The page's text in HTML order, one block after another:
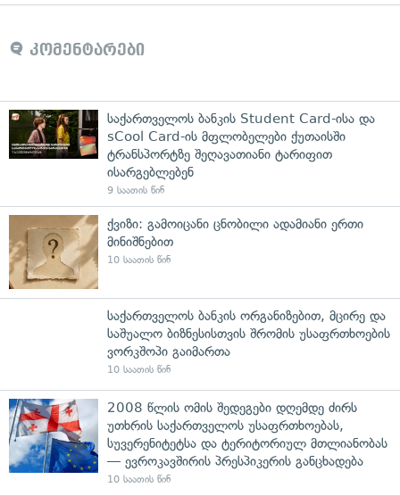
კომენტარები
საქართველოს ბანკის Student Card-ისა და
sCool Card-ის მფლობელები ქუთაისში
ტრანსპორტზე შეღავათიანი ტარიფით
ისარგებლებენ
9 საათის წინ
ქვიზი: გამოიცანი ცნობილი ადამიანი ერთი
მინიშნებით
10 საათის წინ
საქართველოს ბანკის ორგანიზებით, მცირე და
საშუალო ბიზნესისთვის შრომის უსაფრთხოების
ვორკშოპი გაიმართა
10 საათის წინ
2008 წლის ომის შედეგები დღემდე ძირს
უთხრის საქართველოს უსაფრთხოებას,
სუვერენიტეტსა და ტერიტორიულ მთლიანობას
— ევროკავშირის პრესპიკერის განცხადება
10 საათის წინ